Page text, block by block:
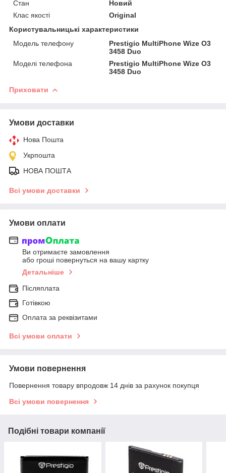
Стан
Новий
Клас якості
Original
Користувальницькі характеристики
Модель телефону
Prestigio MultiPhone Wize O3
3458 Duo
Моделі телефона
Prestigio MultiPhone Wize O3
3458 Duo
Приховати
Умови доставки
Нова Пошта
Укрпошта
НОВА ПОШТА
Всі умови доставки
Умови оплати
Ви отримаєте замовлення
або гроші повернуться на вашу картку
Детальніше
Післяплата
Готівкою
Оплата за реквізитами
Всі умови оплати
Умови повернення
Повернення товару впродовж 14 днів за рахунок покупця
Всі умови повернення
Подібні товари компанії